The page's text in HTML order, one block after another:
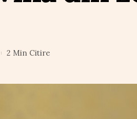
2 Min Citire